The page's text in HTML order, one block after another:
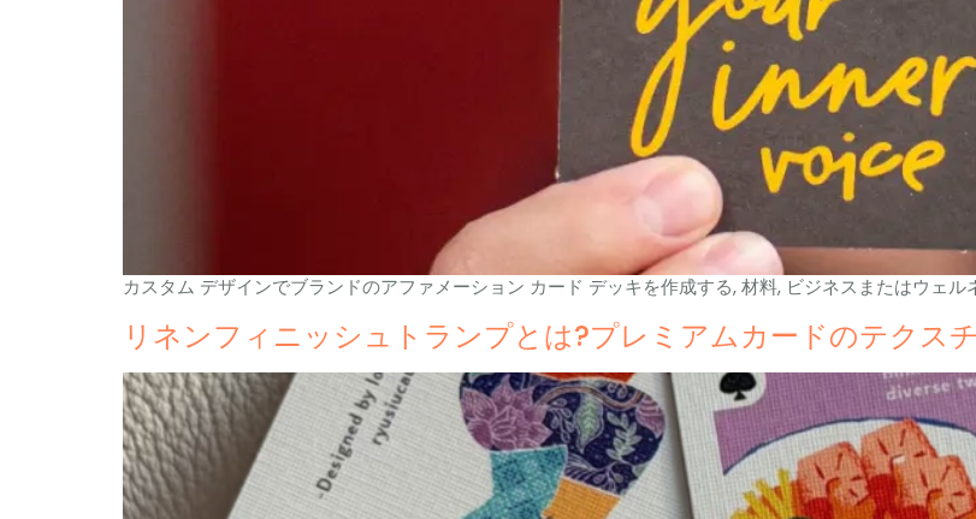
カスタム デザインでブランドのアファメーション カード デッキを作成する, 材料, ビジネスまたはウェ
リネンフィニッシュトランプとは?プレミアムカードのテクス